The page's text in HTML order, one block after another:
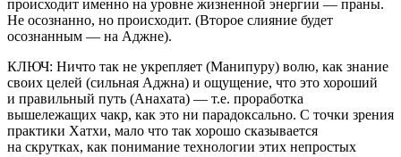
происходит именно на уровне жизненной энергии — праны.
Не осознанно, но происходит. (Второе слияние будет
осознанным — на Аджне).
КЛЮЧ: Ничто так не укрепляет (Манипуру) волю, как знание
своих целей (сильная Аджна) и ощущение, что это хороший
и правильный путь (Анахата) — т.е. проработка
вышележащих чакр, как это ни парадоксально. С точки зрения
практики Хатхи, мало что так хорошо сказывается
на скрутках, как понимание технологии этих непростых